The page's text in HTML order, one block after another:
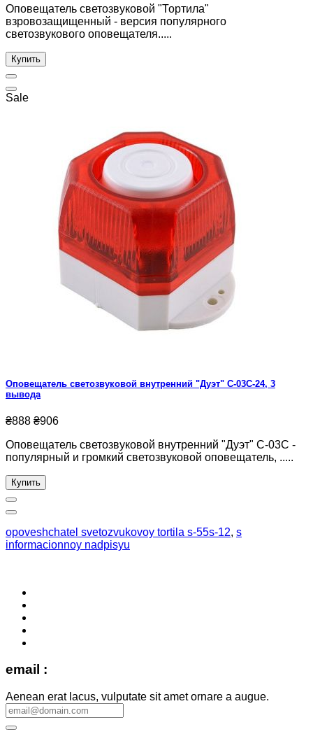
Оповещатель светозвуковой "Тортила"
взровозащищенный - версия популярного
светозвукового оповещателя.....
Купить
Sale
Оповещатель светозвуковой внутренний "Дуэт" С-03С-24, 3
вывода
₴888 ₴906
Оповещатель светозвуковой внутренний "Дуэт" С-03С -
популярный и громкий светозвуковой оповещатель, .....
Купить
opoveshchatel svetozvukovoy tortila s-55s-12, s
informacionnoy nadpisyu
email :
Aenean erat lacus, vulputate sit amet ornare a augue.